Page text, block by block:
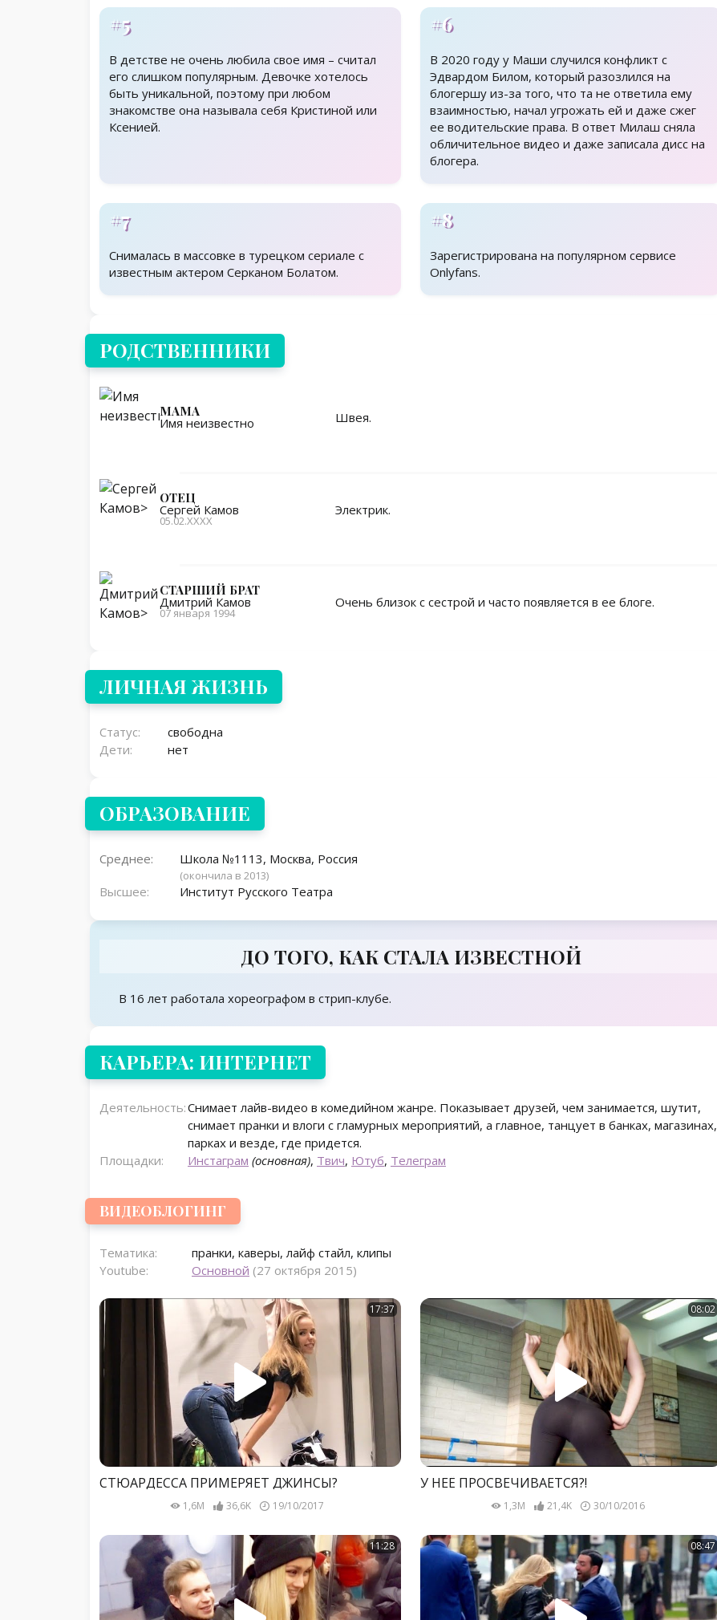
#5
В детстве не очень любила свое имя – считал
его слишком популярным. Девочке хотелось
быть уникальной, поэтому при любом
знакомстве она называла себя Кристиной или
Ксенией.
#6
В 2020 году у Маши случился конфликт с
Эдвардом Билом, который разозлился на
блогершу из-за того, что та не ответила ему
взаимностью, начал угрожать ей и даже сжег
ее водительские права. В ответ Милаш сняла
обличительное видео и даже записала дисс на
блогера.
#7
Снималась в массовке в турецком сериале с
известным актером Серканом Болатом.
#8
Зарегистрирована на популярном сервисе
Onlyfans.
Родственники
РОДСТВЕННИКИ
МАМА
Имя неизвестно Швея.
ОТЕЦ
Сергей Камов
05.02.ХХХХ
Электрик.
СТАРШИЙ БРАТ
Дмитрий Камов
07 января 1994
Очень близок с сестрой и часто появляется в ее блоге.
ЛИЧНАЯ ЖИЗНЬ
Статус:
свободна
Дети:
нет
ОБРАЗОВАНИЕ
Среднее: Школа №1113, Москва, Россия
(окончила в 2013)
Высшее: Институт Русского Театра
ДО ТОГО, КАК СТАЛА ИЗВЕСТНОЙ
В 16 лет работала хореографом в стрип-клубе.
КАРЬЕРА: ИНТЕРНЕТ
Деятельность:Снимает лайв-видео в комедийном жанре. Показывает друзей, чем занимается, шутит,
снимает пранки и влоги с гламурных мероприятий, а главное, танцует в банках, магазинах,
парках и везде, где придется.
Площадки:
Инстаграм (основная), Твич, Ютуб, Телеграм
ВИДЕОБЛОГИНГ
Тематика:
пранки, каверы, лайф стайл, клипы
Youtube:
Основной (27 октября 2015)
17:37
СТЮАРДЕССА ПРИМЕРЯЕТ ДЖИНСЫ?
1,6M 36,6K 19/10/2017
08:02
У НЕЁ ПРОСВЕЧИВАЕТСЯ?!
1,3M 21,4K 30/10/2016
11:28 08:47